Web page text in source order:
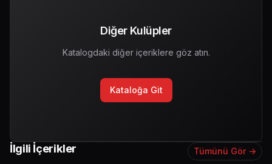
Diğer Kulüpler
Katalogdaki diğer içeriklere göz atın.
Kataloğa Git
İlgili İçerikler Tümünü Gör →